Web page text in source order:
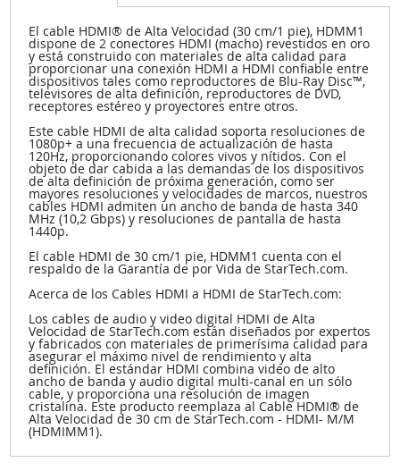
El cable HDMI® de Alta Velocidad (30 cm/1 pie), HDMM1
dispone de 2 conectores HDMI (macho) revestidos en oro
y está construido con materiales de alta calidad para
proporcionar una conexión HDMI a HDMI confiable entre
dispositivos tales como reproductores de Blu-Ray Disc™,
televisores de alta definición, reproductores de DVD,
receptores estéreo y proyectores entre otros.
Este cable HDMI de alta calidad soporta resoluciones de
1080p+ a una frecuencia de actualización de hasta
120Hz, proporcionando colores vivos y nítidos. Con el
objeto de dar cabida a las demandas de los dispositivos
de alta definición de próxima generación, como ser
mayores resoluciones y velocidades de marcos, nuestros
cables HDMI admiten un ancho de banda de hasta 340
MHz (10,2 Gbps) y resoluciones de pantalla de hasta
1440p.
El cable HDMI de 30 cm/1 pie, HDMM1 cuenta con el
respaldo de la Garantía de por Vida de StarTech.com.
Acerca de los Cables HDMI a HDMI de StarTech.com:
Los cables de audio y video digital HDMI de Alta
Velocidad de StarTech.com están diseñados por expertos
y fabricados con materiales de primerísima calidad para
asegurar el máximo nivel de rendimiento y alta
definición. El estándar HDMI combina video de alto
ancho de banda y audio digital multi-canal en un sólo
cable, y proporciona una resolución de imagen
cristalina. Este producto reemplaza al Cable HDMI® de
Alta Velocidad de 30 cm de StarTech.com - HDMI- M/M
(HDMIMM1).